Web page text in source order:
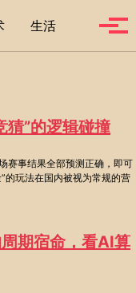
生活 Toggle
猜”的逻辑碰撞
赛事结果全部预测正确，即可
的玩法在国内被视为常规的营
期宿命，看AI算